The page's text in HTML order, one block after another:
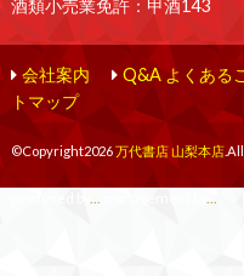
酒類小売業免許：甲酒143
会社案内 Q&A よくある
トマップ
©Copyright2026万代書店 山梨本店